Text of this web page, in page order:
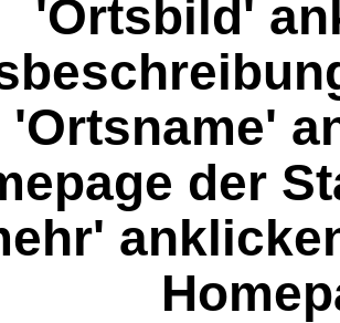
'Ortsbild'
'Ortsname'
der